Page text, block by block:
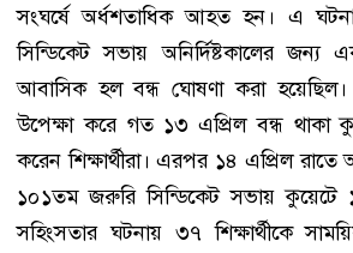
সংঘর্ষে অর্ধশতাধিক আহত হন। এ
সিন্ডিকেট সভায় অনির্দিষ্টকালের জন্য
আবাসিক হল বন্ধ ঘোষণা করা হয়েছিল।
উপেক্ষা করে গত ১৩ এপ্রিল বন্ধ থাকা
করেন শিক্ষার্থীরা। এরপর ১৪ এপ্রিল রাতে
১০১তম জরুরি সিন্ডিকেট সভায় কুয়েটে
সহিংসতার ঘটনায় ৩৭ শিক্ষার্থীকে